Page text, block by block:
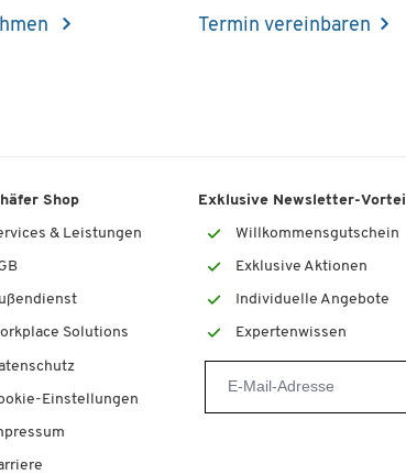
Termin vereinbaren
Shop
& Leistungen
Solutions
Einstellungen
Exklusive Newsletter-
Willkommensgutschein
Exklusive Aktionen
Individuelle Angebote
Expertenwissen